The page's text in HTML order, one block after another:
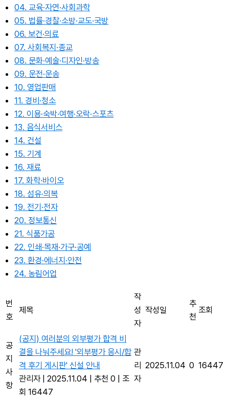
04. 교육·자연·사회과학
05. 법률·경찰·소방·교도·국방
06. 보건·의료
07. 사회복지·종교
08. 문화·예술·디자인·방송
09. 운전·운송
10. 영업판매
11. 경비·청소
12. 이용·숙박·여행·오락·스포츠
13. 음식서비스
14. 건설
15. 기계
16. 재료
17. 화학·바이오
18. 섬유·의복
19. 전기·전자
20. 정보통신
21. 식품가공
22. 인쇄·목재·가구·공예
23. 환경·에너지·안전
24. 농림어업
번
호
제목
작
성
자
작성일
추
천
조회
공
지
사
항
(공지) 여러분의 외부평가 합격 비
결을 나눠주세요! '외부평가 응시/합
격 후기 게시판' 신설 안내
관리자 | 2025.11.04 | 추천 0 | 조
회 16447
관
리
자
2025.11.04 0 16447